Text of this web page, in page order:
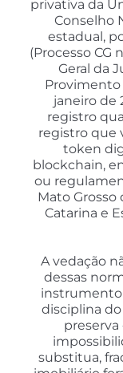
privativa da
Conselho
estadual,
(Processo CG
Geral da
Provimento
janeiro de
registro
registro que
token
blockchain,
ou
Mato Grosso
Catarina e
A vedação
dessas
disciplina
preserva
substitua,